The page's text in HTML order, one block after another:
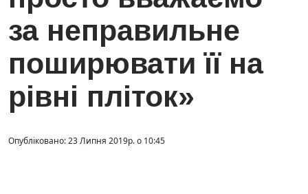
за неправильне
поширювати її на
рівні пліток»
Опубліковано: 23 Липня 2019р. о 10:45